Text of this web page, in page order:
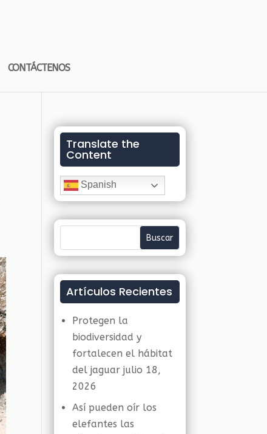
CONTÁCTENOS
Translate the
Content
Spanish
Artículos Recientes
Protegen la
biodiversidad y
fortalecen el hábitat
del jaguar julio 18,
2026
Así pueden oír los
elefantes las